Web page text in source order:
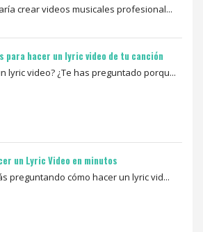
crear videos musicales profesional...
para hacer un lyric video de tu canción
lyric video? ¿Te has preguntado porqu...
un Lyric Video en minutos
preguntando cómo hacer un lyric vid...